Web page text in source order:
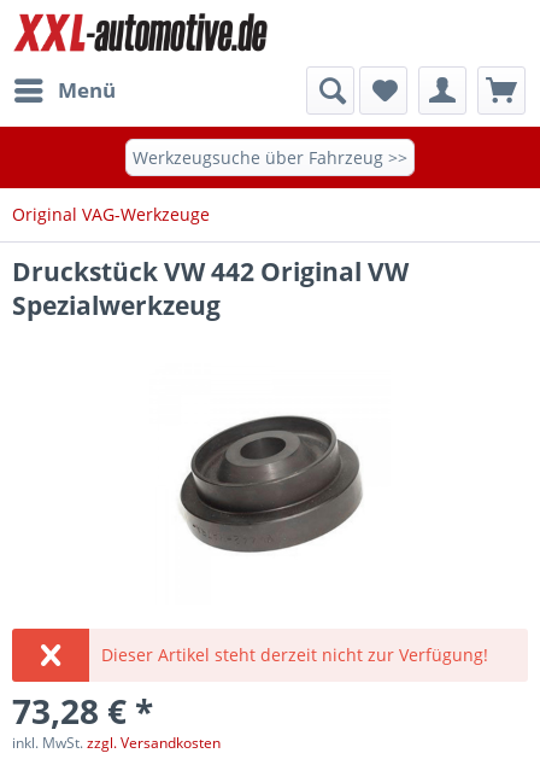
Menü
Werkzeugsuche über Fahrzeug >>
Original VAG-Werkzeuge
Druckstück VW 442 Original VW
Spezialwerkzeug
Dieser Artikel steht derzeit nicht zur Verfügung!
73,28 € *
inkl. MwSt.zzgl. Versandkosten